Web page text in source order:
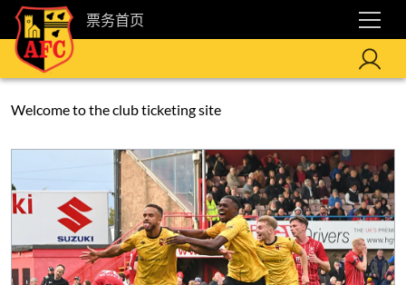
票务首页
Welcome to the club ticketing site